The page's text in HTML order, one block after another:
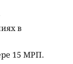
в
15 МРП.